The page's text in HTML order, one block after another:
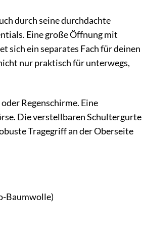
durch seine durchdachte
Eine große Öffnung mit
sich ein separates Fach für deinen
nur praktisch für unterwegs,
Regenschirme. Eine
Die verstellbaren Schultergurte
Tragegriff an der Oberseite
Baumwolle)